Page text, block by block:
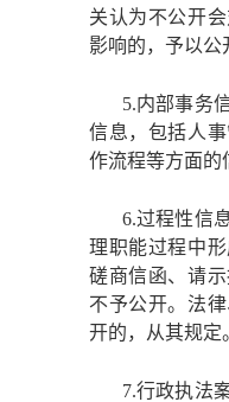
关认为不公开
影响的，予以公
5.内部事务
信息，包括人
作流程等方面的
6.过程性信
理职能过程中
磋商信函、请
不予公开。法
开的，从其规定
7.行政执法